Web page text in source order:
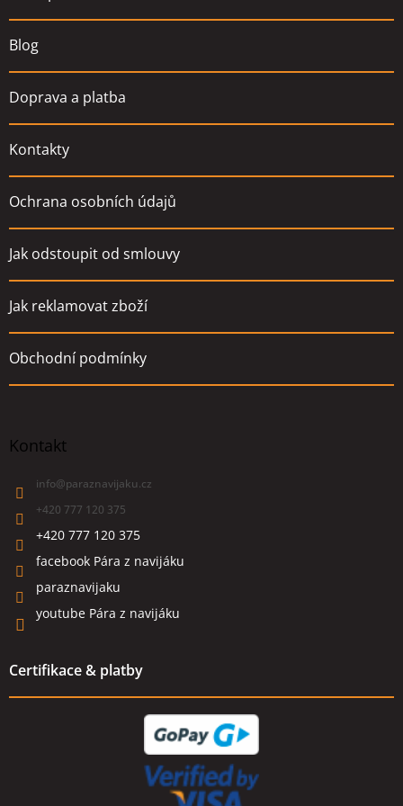
Blog
Doprava a platba
Kontakty
Ochrana osobních údajů
Jak odstoupit od smlouvy
Jak reklamovat zboží
Obchodní podmínky
Kontakt
info@paraznavijaku.cz
+420 777 120 375
+420 777 120 375
facebook Pára z navijáku
paraznavijaku
youtube Pára z navijáku
Certifikace & platby